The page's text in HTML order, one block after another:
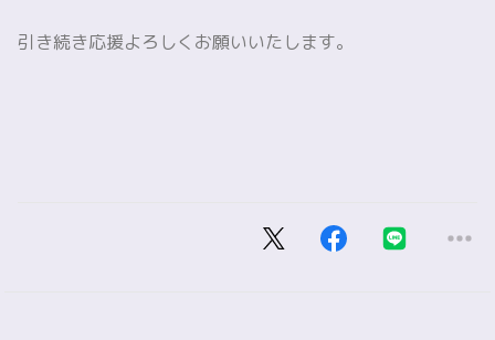
引き続き応援よろしくお願いいたします。